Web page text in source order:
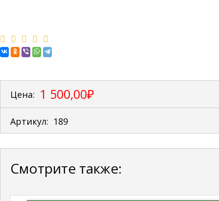
Цена: 1 500,00₽
Артикул: 189
Смотрите также: